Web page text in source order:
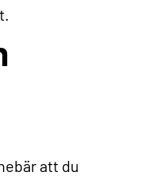
att du